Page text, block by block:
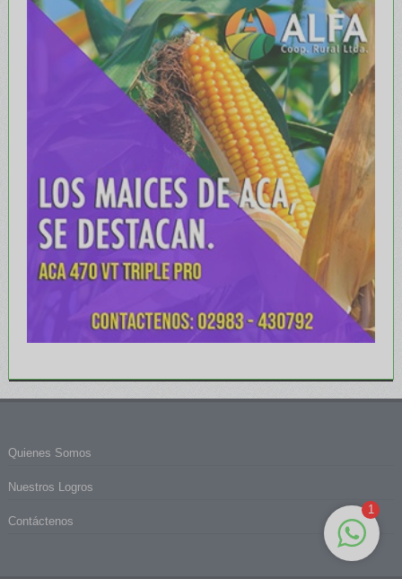
Quienes Somos
Nuestros Logros
Contáctenos
1